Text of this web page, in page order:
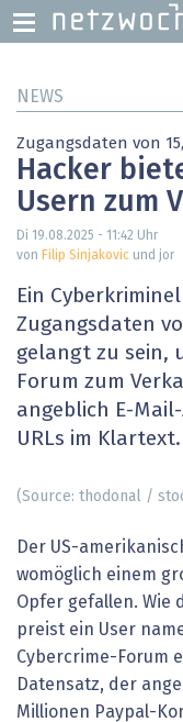
zumNEWS
Zugangsdaten von
Hacker
Usern zum
Di 19.08.2025 - 11:42 Uhr
von Filip Sinjakovic und jor
Ein
Zugangsdaten
gelangt zu sein,
Forum zum
angeblich E-
URLs im Klartext.
(Source: thodonal /
Der US-
womöglich einem
Opfer gefallen. Wie
preist ein User
Cybercrime-Forum
Datensatz, der
Millionen Paypal-